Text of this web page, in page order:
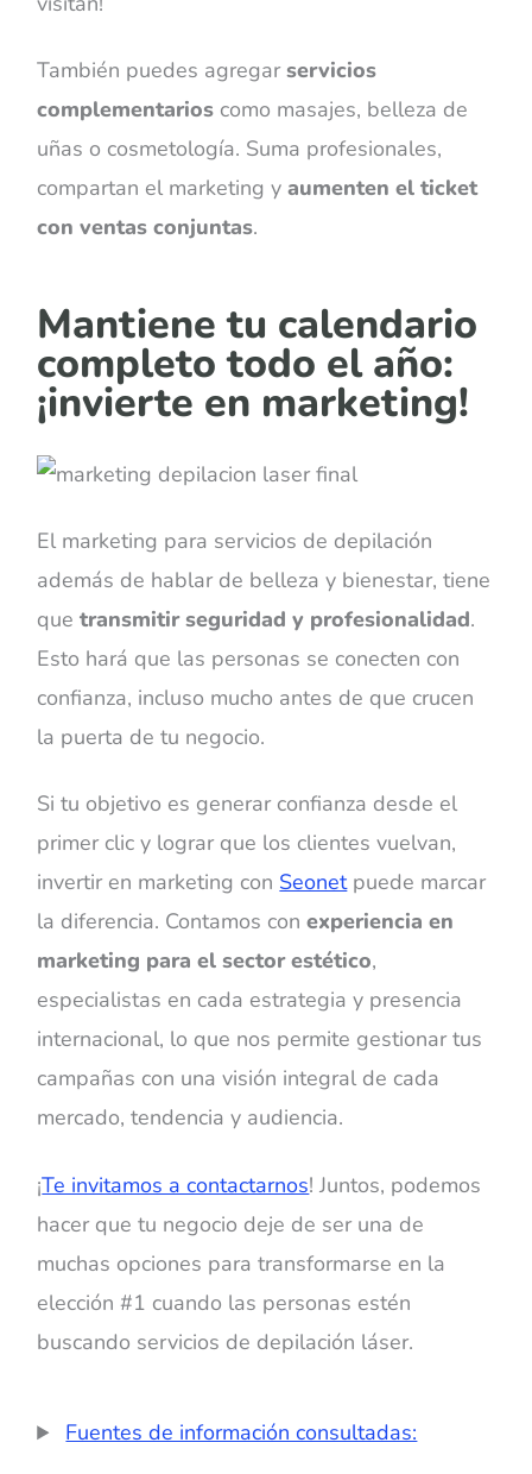
También puedes agregarservicios
complementarios como masajes, belleza de
uñas o cosmetología. Suma profesionales,
compartan el marketing yaumenten el ticket
con ventas conjuntas.
Mantiene tu calendario
completo todo el año:
¡invierte en marketing!
El marketing para servicios de depilación
además de hablar de belleza y bienestar, tiene
quetransmitir seguridad y profesionalidad.
Esto hará que las personas se conecten con
confianza, incluso mucho antes de que crucen
la puerta de tu negocio.
Si tu objetivo es generar confianza desde el
primer clic y lograr que los clientes vuelvan,
invertir en marketing con Seonetpuede marcar
la diferencia. Contamos conexperiencia en
marketing para el sector estético,
especialistas en cada estrategia y presencia
internacional, lo que nos permite gestionar tus
campañas con una visión integral de cada
mercado, tendencia y audiencia.
¡Te invitamos a contactarnos! Juntos, podemos
hacer que tu negocio deje de ser una de
muchas opciones para transformarse en la
elección #1 cuando las personas estén
buscando servicios de depilación láser.
Fuentes de información consultadas: